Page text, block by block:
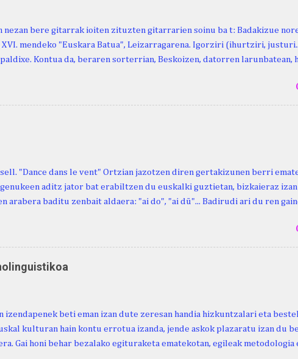
nezan bere gitarrak ioiten zituzten gitarrarien soinu ba t: Badakizue
XVI. mendeko "Euskara Batua", Leizarragarena. Igorziri (ihurtziri,
Kontua da, beraren sorterrian, Beskoizen, datorren larunbatean,
berri. "Leizarraga egun" izeneko omenaldia antolatu dute. Hauxe
programa: - 15.00 Ongi etorria (herriko jantegian). - Henrike
"Dance dans le vent" Ortzian jazotzen diren gertakizunen berri
aditz jator bat erabiltzen du euskalki guztietan, bizkaieraz izan
arabera baditu zenbait aldaera: "ai do", "ai dü"... Badirudi ari du ren
ari du. (Euria). Mujika Josefa Martina . Neronek or-emen entzunak.
Oñatibia Manuel . Bible Saindua. (Duvoisin). 1859. Ebiya bizitzen ari du
Neronek or-emen entzunak. Gexala ari du ... Ebi maxkala . (Ebi indar
or-emen entzunak. Euri txe au da okerrena... Ezerez bezela ari du
izendapenek beti eman izan dute zeresan handia hizkuntzalari eta
kulturan hain kontu errotua izanda, jende askok plazaratu izan du
Gai honi behar bezalako egituraketa ematekotan, egileak